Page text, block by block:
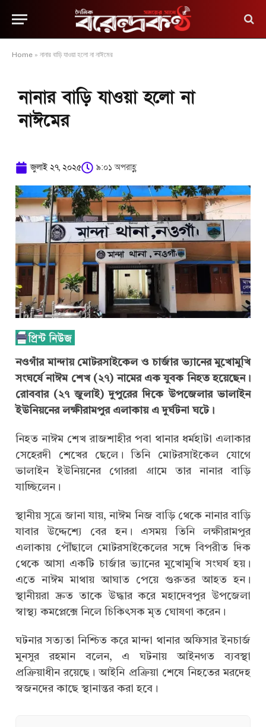
Home » নানার বাড়ি যাওয়া হলো না নাঈমের
নানার বাড়ি যাওয়া হলো না
নাঈমের
জুলাই ২৭, ২০২৫ ৯:০১ অপরাহ্ণ
নওগাঁর মান্দায় মোটরসাইকেল ও চার্জার ভ্যানের মুখোমুখি
সংঘর্ষে নাঈম শেখ (২৭) নামের এক যুবক নিহত হয়েছেন।
রোববার (২৭ জুলাই) দুপুরের দিকেউপজেলার ভালাইন
ইউনিয়নের লক্ষীরামপুর এলাকায়এ দুর্ঘটনা ঘটে।
নিহত নাঈম শেখ রাজশাহীর পবা থানার ধর্মহাটা এলাকার
সেহেরদী শেখের ছেলে। তিনি মোটরসাইকেল যোগে
ভালাইন ইউনিয়নের গোররা গ্রামে তার নানার বাড়ি
যাচ্ছিলেন।
স্থানীয় সূত্রে জানা যায়, নাঈম নিজ বাড়ি থেকে নানার বাড়ি
যাবার উদ্দেশ্যে বের হন। এসময় তিনি লক্ষীরামপুর
এলাকায় পৌঁছালে মোটরসাইকেলের সঙ্গে বিপরীত দিক
থেকে আসা একটি চার্জার ভ্যানের মুখোমুখি সংঘর্ষ হয়।
এতে নাঈম মাথায় আঘাত পেয়ে গুরুতর আহত হন।
স্থানীয়রা দ্রুত তাকে উদ্ধার করে মহাদেবপুর উপজেলা
স্বাস্থ্য কমপ্লেক্সে নিলে চিকিৎসক মৃত ঘোষণা করেন।
ঘটনার সত্যতা নিশ্চিত করে মান্দা থানার অফিসার ইনচার্জ
মুনসুর রহমান বলেন, এ ঘটনায় আইনগত ব্যবস্থা
প্রক্রিয়াধীন রয়েছে। আইনি প্রক্রিয়া শেষে নিহতের মরদেহ
স্বজনদের কাছে স্থানান্তর করা হবে।